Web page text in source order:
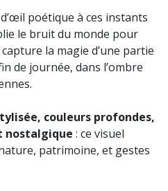
poétique à ces instants
le bruit du monde pour
la magie d’une partie
de journée, dans l’ombre
couleurs profondes,
nostalgique : ce visuel
patrimoine, et gestes